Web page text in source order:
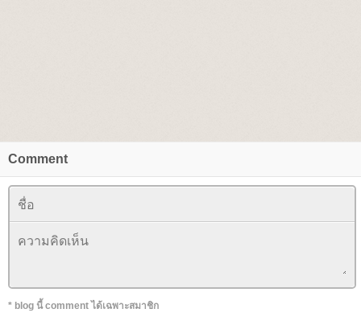
Comment
* blog นี้ comment ได้เฉพาะสมาชิก